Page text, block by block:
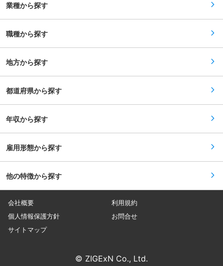
業種から探す
職種から探す
地方から探す
都道府県から探す
年収から探す
雇用形態から探す
他の特徴から探す
会社概要
利用規約
個人情報保護方針
お問合せ
サイトマップ
© ZIGExN Co., Ltd.